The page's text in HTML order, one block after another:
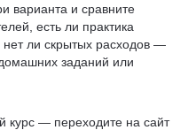
варианта и сравните
есть ли практика
нет ли скрытых расходов —
заданий или
курс — переходите на сайт